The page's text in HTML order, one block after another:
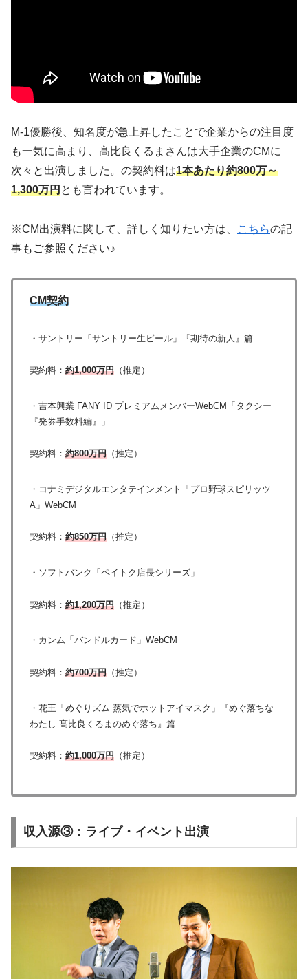
M-1優勝後、知名度が急上昇したことで企業からの注目度
も一気に高まり、髙比良くるまさんは大手企業のCMに
次々と出演しました。の契約料は1本あたり約800万～
1,300万円とも言われています。
※CM出演料に関して、詳しく知りたい方は、 こちらの記
事もご参照ください♪
CM契約
・サントリー「サントリー生ビール」『期待の新人』篇
契約料： 約1,000万円 （推定）
・吉本興業 FANY ID プレミアムメンバーWebCM「タクシー
『発券手数料編』」
契約料： 約800万円 （推定）
・コナミデジタルエンタテインメント「プロ野球スピリッツ
A」WebCM
契約料： 約850万円 （推定）
・ソフトバンク「ペイトク店長シリーズ」
契約料： 約1,200万円 （推定）
・カンム「バンドルカード」WebCM
契約料： 約700万円 （推定）
・花王「めぐりズム 蒸気でホットアイマスク」『めぐ落ちな
わたし 髙比良くるまのめぐ落ち』篇
契約料： 約1,000万円 （推定）
収入源③：ライブ・イベント出演